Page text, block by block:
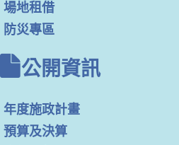
場地租借
防災專區
公開資訊
年度施政計畫
預算及決算